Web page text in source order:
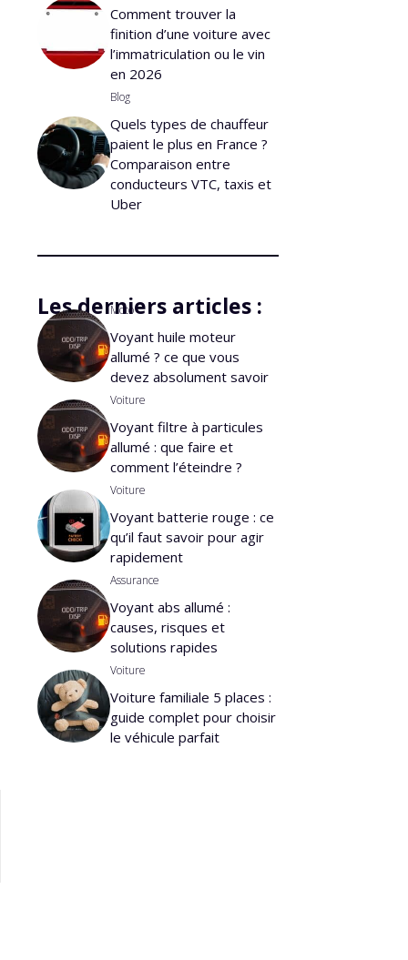
Comment trouver la
finition d’une voiture avec
l’immatriculation ou le vin
en 2026
Blog
Quels types de chauffeur
paient le plus en France ?
Comparaison entre
conducteurs VTC, taxis et
Uber
Les derniers articles :
Moto
Voyant huile moteur
allumé ? ce que vous
devez absolument savoir
Voiture
Voyant filtre à particules
allumé : que faire et
comment l’éteindre ?
Voiture
Voyant batterie rouge : ce
qu’il faut savoir pour agir
rapidement
Assurance
Voyant abs allumé :
causes, risques et
solutions rapides
Voiture
Voiture familiale 5 places :
guide complet pour choisir
le véhicule parfait